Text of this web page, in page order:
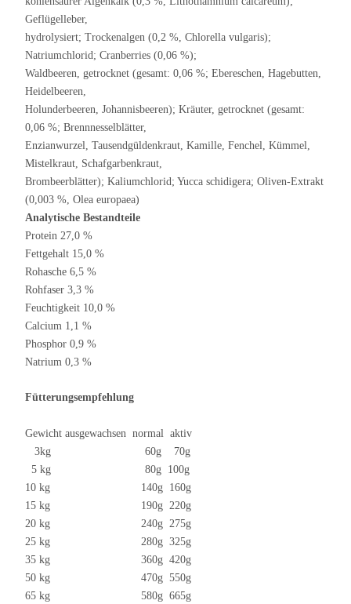
Geflügelleber,
hydrolysiert; Trockenalgen (0,2 %, Chlorella vulgaris);
Natriumchlorid; Cranberries (0,06 %);
Waldbeeren, getrocknet (gesamt: 0,06 %; Ebereschen, Hagebutten,
Heidelbeeren,
Holunderbeeren, Johannisbeeren); Kräuter, getrocknet (gesamt:
0,06 %; Brennnesselblätter,
Enzianwurzel, Tausendgüldenkraut, Kamille, Fenchel, Kümmel,
Mistelkraut, Schafgarbenkraut,
Brombeerblätter); Kaliumchlorid; Yucca schidigera; Oliven-Extrakt
(0,003 %, Olea europaea)
Analytische Bestandteile
Protein 27,0 %
Fettgehalt 15,0 %
Rohasche 6,5 %
Rohfaser 3,3 %
Feuchtigkeit 10,0 %
Calcium 1,1 %
Phosphor 0,9 %
Natrium 0,3 %
Fütterungsempfehlung
Gewicht ausgewachsen normal aktiv
3kg 60g 70g
5 kg 80g 100g
10 kg 140g 160g
15 kg 190g 220g
20 kg 240g 275g
25 kg 280g 325g
35 kg 360g 420g
50 kg 470g 550g
65 kg 580g 665g